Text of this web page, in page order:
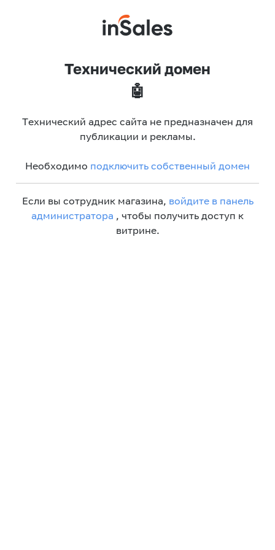
Технический домен
🤖
Технический адрес сайта не предназначен для
публикации и рекламы.
Необходимо подключить собственный домен
Если вы сотрудник магазина, войдите в панель
администратора , чтобы получить доступ к
витрине.